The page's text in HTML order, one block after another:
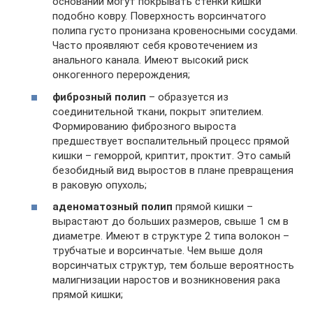
подобно ковру. Поверхность ворсинчатого
полипа густо пронизана кровеносными сосудами.
Часто проявляют себя кровотечением из
анального канала. Имеют высокий риск
онкогенного перерождения;
фиброзный полип – образуется из
соединительной ткани, покрыт эпителием.
Формированию фиброзного выроста
предшествует воспалительный процесс прямой
кишки – геморрой, криптит, проктит. Это самый
безобидный вид выростов в плане превращения
в раковую опухоль;
аденоматозный полип прямой кишки –
вырастают до больших размеров, свыше 1 см в
диаметре. Имеют в структуре 2 типа волокон –
трубчатые и ворсинчатые. Чем выше доля
ворсинчатых структур, тем больше вероятность
малигнизации наростов и возникновения рака
прямой кишки;